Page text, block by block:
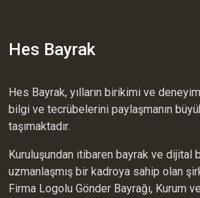
Hes Bayrak
Hes Bayrak, yılların birikimi ve
bilgi ve tecrübelerini paylaşmanın
taşımaktadır.
Kuruluşundan itibaren bayrak ve dijital
uzmanlaşmış bir kadroya sahip olan
Firma Logolu Gönder Bayrağı, Kurum